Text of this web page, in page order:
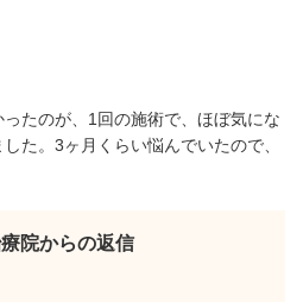
たのが、1回の施術で、ほぼ気にな
た。3ヶ月くらい悩んでいたので、
院からの返信